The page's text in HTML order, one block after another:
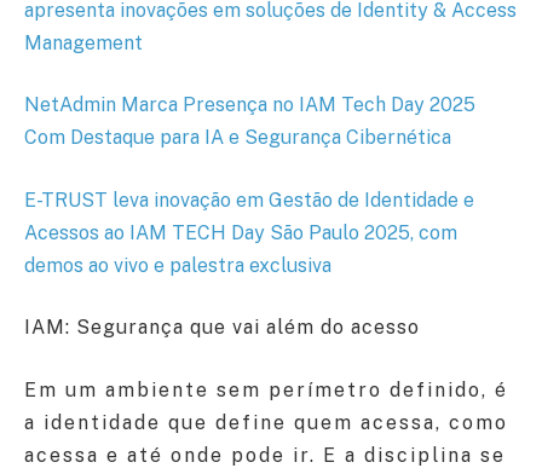
apresenta inovações em soluções de Identity & Access
Management
NetAdmin Marca Presença no IAM Tech Day 2025
Com Destaque para IA e Segurança Cibernética
E-TRUST leva inovação em Gestão de Identidade e
Acessos ao IAM TECH Day São Paulo 2025, com
demos ao vivo e palestra exclusiva
IAM: Segurança que vai além do acesso
Em um ambiente sem perímetro definido, é
a identidade que define quem acessa, como
acessa e até onde pode ir. E a disciplina se